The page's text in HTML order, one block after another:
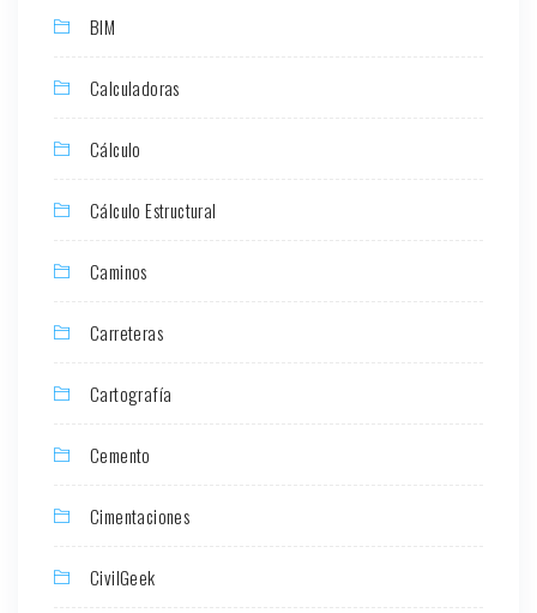
BIM
Calculadoras
Cálculo
Cálculo Estructural
Caminos
Carreteras
Cartografía
Cemento
Cimentaciones
CivilGeek